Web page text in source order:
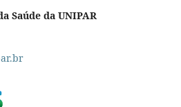
Saúde da UNIPAR